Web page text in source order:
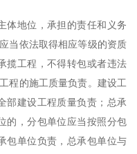
体地位，承担的责任和义务
当依法取得相应等级的资质
揽工程，不得转包或者违法
程的施工质量负责。建设工
部建设工程质量负责；总承
的，分包单位应当按照分包
包单位负责，总承包单位与